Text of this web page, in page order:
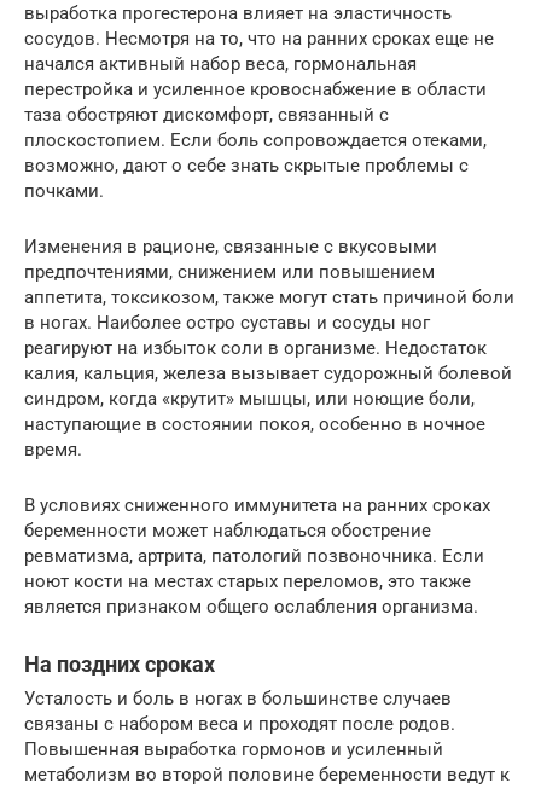
выработка прогестерона влияет на эластичность
сосудов. Несмотря на то, что на ранних сроках еще не
начался активный набор веса, гормональная
перестройка и усиленное кровоснабжение в области
таза обостряют дискомфорт, связанный с
плоскостопием. Если боль сопровождается отеками,
возможно, дают о себе знать скрытые проблемы с
почками.
Изменения в рационе, связанные с вкусовыми
предпочтениями, снижением или повышением
аппетита, токсикозом, также могут стать причиной боли
в ногах. Наиболее остро суставы и сосуды ног
реагируют на избыток соли в организме. Недостаток
калия, кальция, железа вызывает судорожный болевой
синдром, когда «крутит» мышцы, или ноющие боли,
наступающие в состоянии покоя, особенно в ночное
время.
В условиях сниженного иммунитета на ранних сроках
беременности может наблюдаться обострение
ревматизма, артрита, патологий позвоночника. Если
ноют кости на местах старых переломов, это также
является признаком общего ослабления организма.
На поздних сроках
Усталость и боль в ногах в большинстве случаев
связаны с набором веса и проходят после родов.
Повышенная выработка гормонов и усиленный
метаболизм во второй половине беременности ведут к